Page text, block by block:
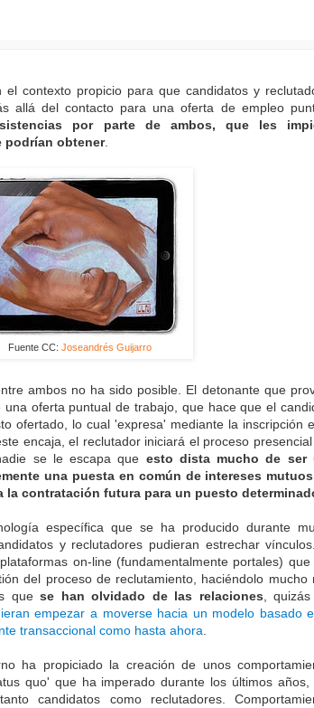
contexto propicio para que candidatos y
allá del contacto para una oferta de empleo
por parte de ambos, que les
podrían obtener.
Fuente CC: Joseandrés Guijarro
ambos no ha sido posible. El detonante que
oferta puntual de trabajo, que hace que el
ofertado, lo cual 'expresa' mediante la inscripción
encaja, el reclutador iniciará el proceso presencial
se le escapa que esto dista mucho de ser
una puesta en común de intereses
la contratación futura para un puesto
específica que se ha producido durante
y reclutadores pudieran estrechar
on-line (fundamentalmente portales) que
del proceso de reclutamiento, haciéndolo mucho
quese han olvidado de las relaciones ,
empezar a moverse hacia un modelo basado
transaccional como hasta ahora
ha propiciado la creación de unos
quo' que ha imperado durante los últimos
candidatos como reclutadores.